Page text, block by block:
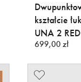
kształcie
UNA 2
699,00 zł